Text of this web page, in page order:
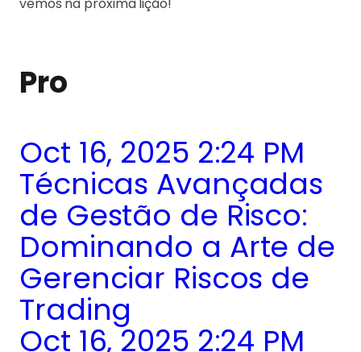
vemos na próxima lição!
Pro
Oct 16, 2025 2:24 PM
Técnicas Avançadas
de Gestão de Risco:
Dominando a Arte de
Gerenciar Riscos de
Trading
Oct 16, 2025 2:24 PM